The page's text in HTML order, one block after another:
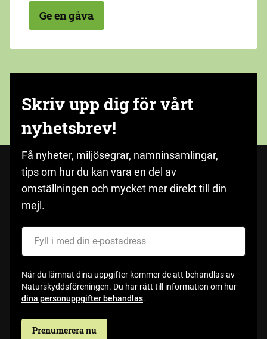
Ge en gåva
Skriv upp dig för vårt
nyhetsbrev!
Få nyheter, miljösegrar, namninsamlingar,
tips om hur du kan vara en del av
omställningen och mycket mer direkt till din
mejl.
När du lämnat dina uppgifter kommer de att behandlas av
Naturskyddsföreningen. Du har rätt till information om hur
dina personuppgifter behandlas.
Prenumerera nu